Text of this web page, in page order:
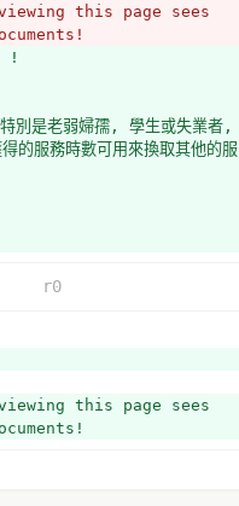
this page sees
!
別是老弱婦孺, 學生或失業者,
的服務時數可用來換取其他的服
r0
this page sees